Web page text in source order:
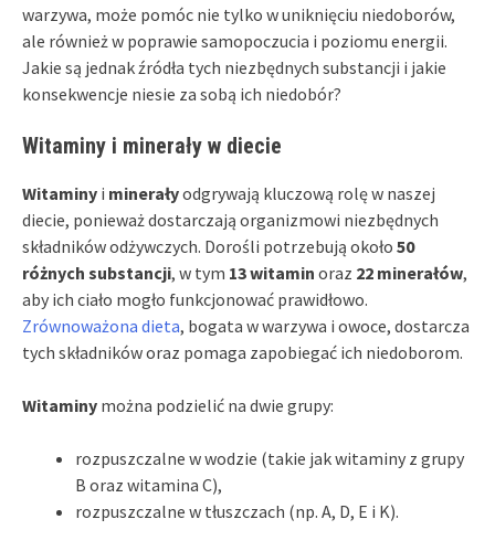
warzywa, może pomóc nie tylko w uniknięciu niedoborów,
ale również w poprawie samopoczucia i poziomu energii.
Jakie są jednak źródła tych niezbędnych substancji i jakie
konsekwencje niesie za sobą ich niedobór?
Witaminy i minerały w diecie
Witaminy i minerałyodgrywają kluczową rolę w naszej
diecie, ponieważ dostarczają organizmowi niezbędnych
składników odżywczych. Dorośli potrzebują około 50
różnych substancji, w tym 13 witamin oraz 22 minerałów,
aby ich ciało mogło funkcjonować prawidłowo.
Zrównoważona dieta, bogata w warzywa i owoce, dostarcza
tych składników oraz pomaga zapobiegać ich niedoborom.
Witaminy można podzielić na dwie grupy:
rozpuszczalne w wodzie (takie jak witaminy z grupy
B oraz witamina C),
rozpuszczalne w tłuszczach (np. A, D, E i K).